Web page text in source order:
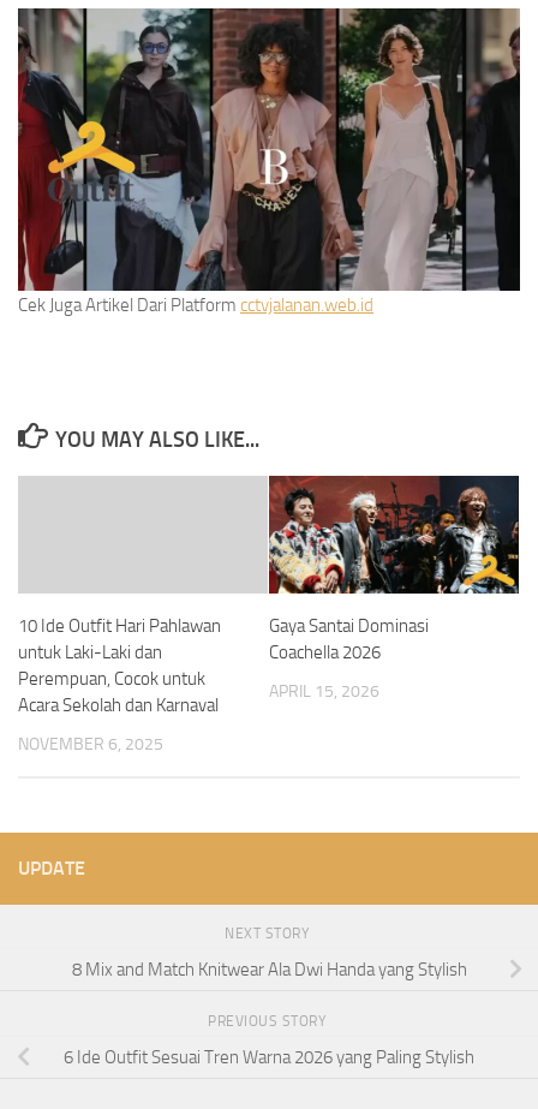
Cek Juga Artikel Dari Platform cctvjalanan.web.id
YOU MAY ALSO LIKE...
10 Ide Outfit Hari Pahlawan
untuk Laki-Laki dan
Perempuan, Cocok untuk
Acara Sekolah dan Karnaval
NOVEMBER 6, 2025
Gaya Santai Dominasi
Coachella 2026
APRIL 15, 2026
UPDATE
NEXT STORY
8 Mix and Match Knitwear Ala Dwi Handa yang Stylish
PREVIOUS STORY
6 Ide Outfit Sesuai Tren Warna 2026 yang Paling Stylish